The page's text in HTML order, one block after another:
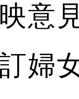
意
婦